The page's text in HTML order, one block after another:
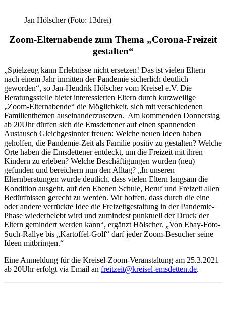
Jan Hölscher (Foto: 13drei)
Zoom-Elternabende zum Thema „Corona-Freizeit
gestalten“
„Spielzeug kann Erlebnisse nicht ersetzen! Das ist vielen Eltern
nach einem Jahr inmitten der Pandemie sicherlich deutlich
geworden“, so Jan-Hendrik Hölscher vom Kreisel e.V. Die
Beratungsstelle bietet interessierten Eltern durch kurzweilige
„Zoom-Elternabende“ die Möglichkeit, sich mit verschiedenen
Familienthemen auseinanderzusetzen. Am kommenden Donnerstag
ab 20Uhr dürfen sich die Emsdettener auf einen spannenden
Austausch Gleichgesinnter freuen: Welche neuen Ideen haben
geholfen, die Pandemie-Zeit als Familie positiv zu gestalten? Welche
Orte haben die Emsdettener entdeckt, um die Freizeit mit ihren
Kindern zu erleben? Welche Beschäftigungen wurden (neu)
gefunden und bereichern nun den Alltag? „In unseren
Elternberatungen wurde deutlich, dass vielen Eltern langsam die
Kondition ausgeht, auf den Ebenen Schule, Beruf und Freizeit allen
Bedürfnissen gerecht zu werden. Wir hoffen, dass durch die eine
oder andere verrückte Idee die Freizeitgestaltung in der Pandemie-
Phase wiederbelebt wird und zumindest punktuell der Druck der
Eltern gemindert werden kann“, ergänzt Hölscher. „Von Ebay-Foto-
Such-Rallye bis „Kartoffel-Golf“ darf jeder Zoom-Besucher seine
Ideen mitbringen.“
Eine Anmeldung für die Kreisel-Zoom-Veranstaltung am 25.3.2021
ab 20Uhr erfolgt via Email an freitzeit@kreisel-emsdetten.de.